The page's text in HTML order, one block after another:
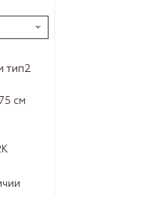
тип2
см